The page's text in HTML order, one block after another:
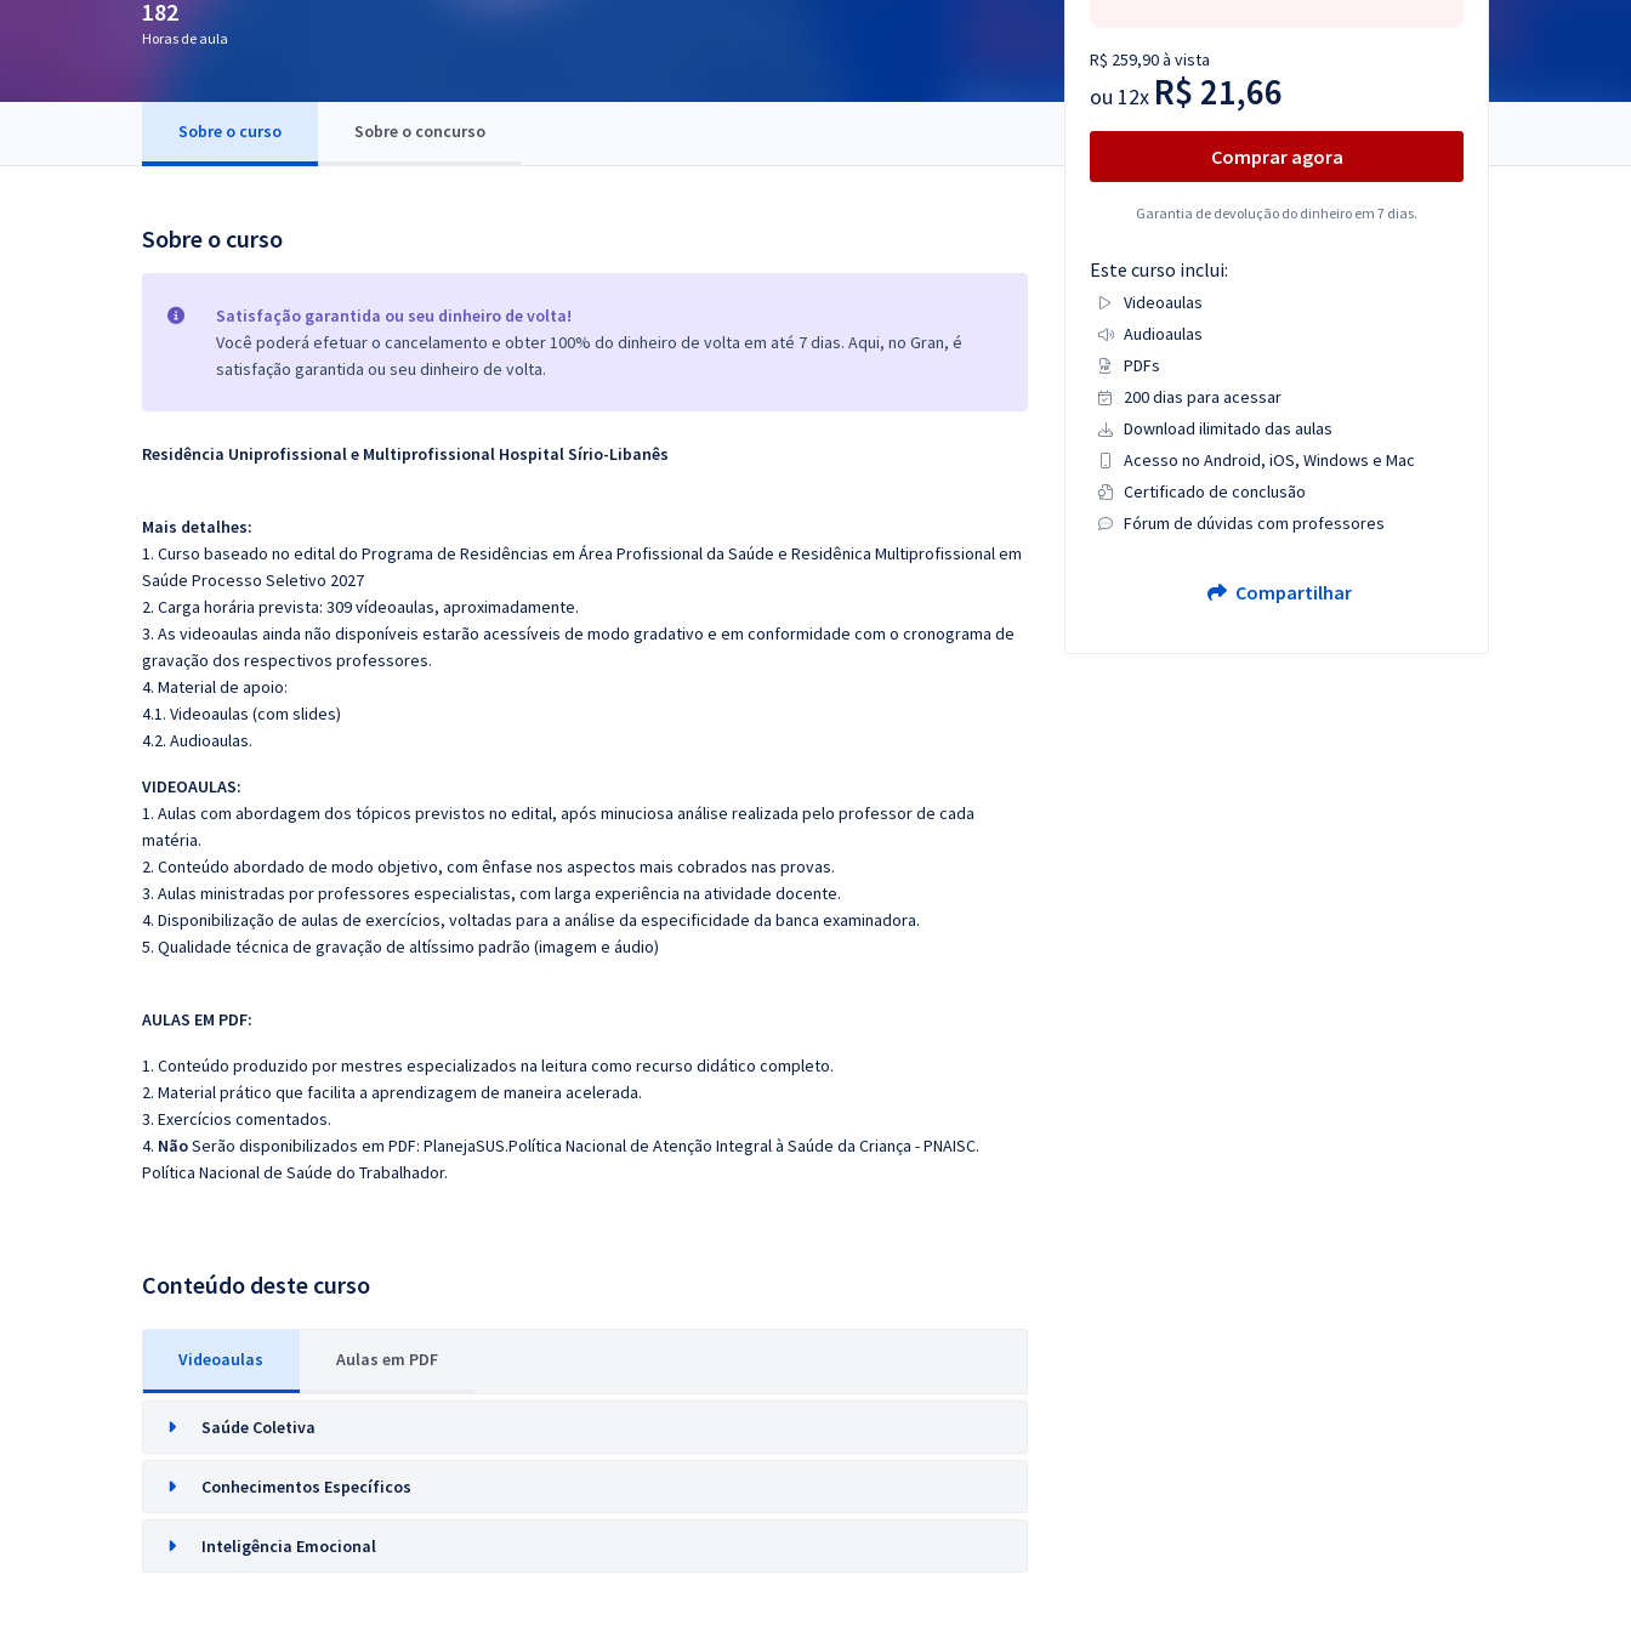
Questões grátis
182
Horas de aula
Sobre o curso Sobre o concurso
Sobre o curso
Satisfação garantida ou seu dinheiro de volta!
Você poderá efetuar o cancelamento e obter 100% do dinheiro de volta em até 7 dias. Aqui, no Gran, é
satisfação garantida ou seu dinheiro de volta.
Residência Uniprofissional e Multiprofissional Hospital Sírio-Libanês
Mais detalhes:
1. Curso baseado no edital do Programa de Residências em Área Profissional da Saúde e Residênica Multiprofissional em
Saúde Processo Seletivo 2027
2. Carga horária prevista: 309 vídeoaulas, aproximadamente.
3. As videoaulas ainda não disponíveis estarão acessíveis de modo gradativo e em conformidade com o cronograma de
gravação dos respectivos professores.
4. Material de apoio:
4.1. Videoaulas (com slides)
4.2. Audioaulas.
VIDEOAULAS:
1. Aulas com abordagem dos tópicos previstos no edital, após minuciosa análise realizada pelo professor de cada
matéria.
2. Conteúdo abordado de modo objetivo, com ênfase nos aspectos mais cobrados nas provas.
3. Aulas ministradas por professores especialistas, com larga experiência na atividade docente.
4. Disponibilização de aulas de exercícios, voltadas para a análise da especificidade da banca examinadora.
5. Qualidade técnica de gravação de altíssimo padrão (imagem e áudio)
AULAS EM PDF:
1. Conteúdo produzido por mestres especializados na leitura como recurso didático completo.
2. Material prático que facilita a aprendizagem de maneira acelerada.
3. Exercícios comentados.
4. NãoSerão disponibilizados em PDF: PlanejaSUS.Política Nacional de Atenção Integral à Saúde da Criança - PNAISC.
Política Nacional de Saúde do Trabalhador.
Conteúdo deste curso
Videoaulas Aulas em PDF
Saúde Coletiva
Conhecimentos Específicos
Inteligência Emocional
R$ 259,90 à vista
ou 12x R$ 21,66
Comprar agora
Garantia de devolução do dinheiro em 7 dias.
Este curso inclui:
Videoaulas
Audioaulas
PDFs
200 dias para acessar
Download ilimitado das aulas
Acesso no Android, iOS, Windows e Mac
Certificado de conclusão
Fórum de dúvidas com professores
Compartilhar